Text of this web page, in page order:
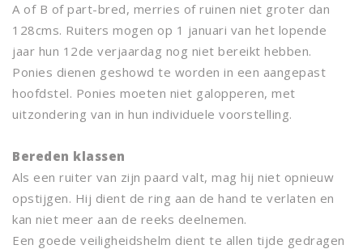
A of B of part-bred, merries of ruinen niet groter dan
128cms. Ruiters mogen op 1 januari van het lopende
jaar hun 12de verjaardag nog niet bereikt hebben.
Ponies dienen geshowd te worden in een aangepast
hoofdstel. Ponies moeten niet galopperen, met
uitzondering van in hun individuele voorstelling.
Bereden klassen
Als een ruiter van zijn paard valt, mag hij niet opnieuw
opstijgen. Hij dient de ring aan de hand te verlaten en
kan niet meer aan de reeks deelnemen.
Een goede veiligheidshelm dient te allen tijde gedragen